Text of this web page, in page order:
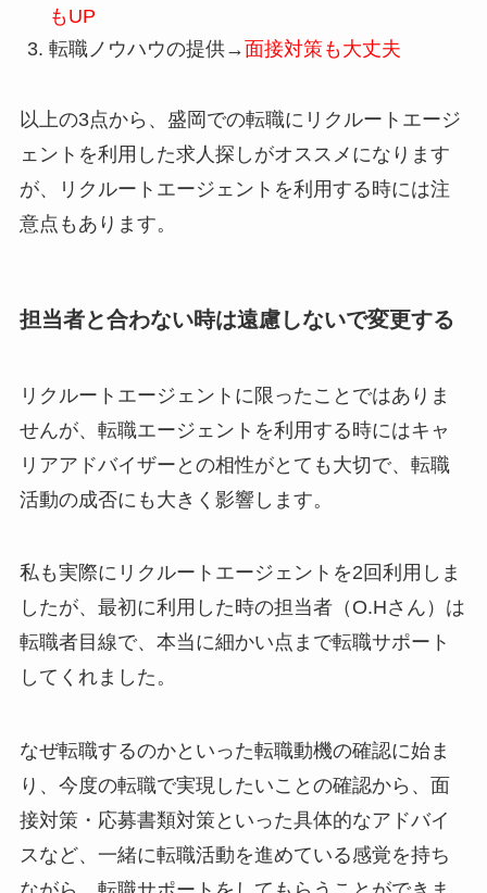
もUP
転職ノウハウの提供→ 面接対策も大丈夫
以上の3点から、盛岡での転職にリクルートエージ
ェントを利用した求人探しがオススメになります
が、リクルートエージェントを利用する時には注
意点もあります。
担当者と合わない時は遠慮しないで変更する
リクルートエージェントに限ったことではありま
せんが、転職エージェントを利用する時にはキャ
リアアドバイザーとの相性がとても大切で、 転職
活動の成否にも大きく影響します。
私も実際にリクルートエージェントを2回利用しま
したが、最初に利用した時の担当者（O.Hさん）は
転職者目線で、本当に細かい点まで転職サポート
してくれました。
なぜ転職するのかといった転職動機の確認に始ま
り、今度の転職で実現したいことの確認から、面
接対策・応募書類対策といった具体的なアドバイ
スなど、 一緒に転職活動を進めている感覚を持ち